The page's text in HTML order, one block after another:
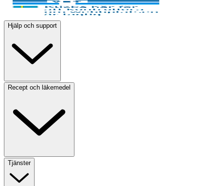
Hjälp och support
Recept och läkemedel
Tjänster